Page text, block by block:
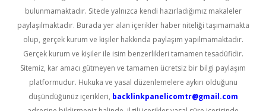
bulunmamaktadır. Sitede yalnızca kendi hazırladığımız makaleler
paylaşılmaktadır. Burada yer alan içerikler haber niteliği taşımamakta
olup, gerçek kurum ve kişiler hakkında paylaşım yapılmamaktadır.
Gerçek kurum ve kişiler ile isim benzerlikleri tamamen tesadüfidir.
Sitemiz, kar amacı gütmeyen ve tamamen ücretsiz bir bilgi paylaşım
platformudur. Hukuka ve yasal düzenlemelere aykırı olduğunu
düşündüğünüz içerikleri, backlinkpanelicomtr@gmail.com